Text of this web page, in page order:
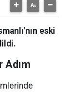
eski
Adım